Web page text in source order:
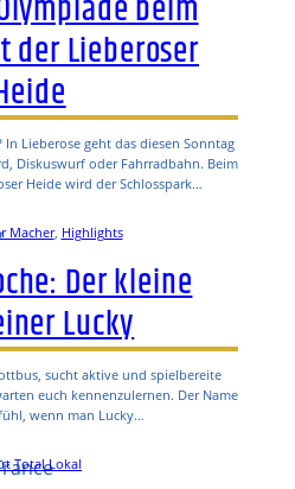
beim
der Lieberoser
Lieberose geht das diesen Sonntag
Diskuswurf oder Fahrradbahn. Beim
Heide wird der Schlosspark…
Macher, Highlights
Der kleine
Lucky
sucht aktive und spielbereite
euch kennenzulernen. Der Name
wenn man Lucky…
Total Lokal